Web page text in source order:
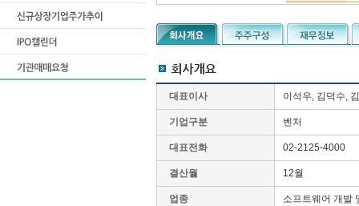
대표이사 이석우, 김덕수,
기업구분 벤처
대표전화 02-2125-4000
결산월 12월
업종 소프트웨어 개발